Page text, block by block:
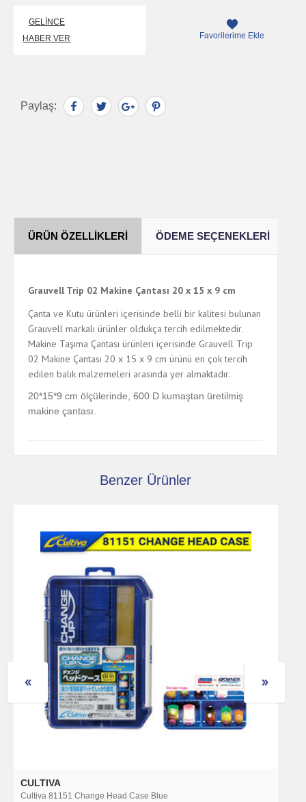
GELINCE
HABER VER
Favorilerime Ekle
Paylaş:
ÜRÜN ÖZELLIKLERI ÖDEME SEÇENEKLERI
Grauvell Trip 02 Makine Çantası 20 x 15 x 9 cm
Çanta ve Kutu ürünleri içerisinde belli bir kalitesi bulunan
Grauvell markalı ürünler oldukça tercih edilmektedir.
Makine Taşıma Çantası ürünleri içerisinde Grauvell Trip
02 Makine Çantası 20 x 15 x 9 cm ürünü en çok tercih
edilen balık malzemeleri arasında yer almaktadır.
20*15*9 cm ölçülerinde, 600 D kumaştan üretilmiş
makine çantası.
Benzer Ürünler
CULTIVA
Cultiva 81151 Change Head Case Blue